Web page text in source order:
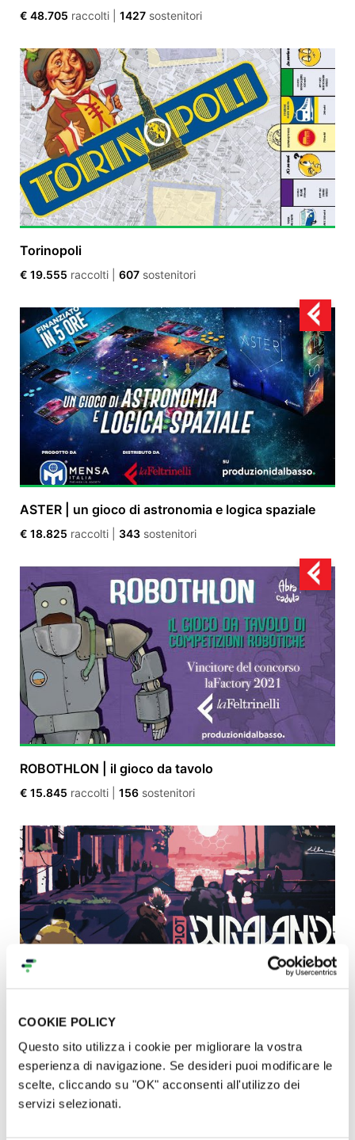
COOKIE POLICY
Questo sito utilizza i cookie per migliorare la vostra
esperienza di navigazione. Se desideri puoi modificare le
scelte, cliccando su "OK" acconsenti all'utilizzo dei
servizi selezionati.
€ 48.705 raccolti 1427 sostenitori
Torinopoli
€ 19.555 raccolti 607 sostenitori
ASTER | un gioco di astronomia e logica spaziale
€ 18.825 raccolti 343 sostenitori
ROBOTHLON | il gioco da tavolo
€ 15.845 raccolti 156 sostenitori
Dura-Lande: un gioco di ruolo ecopunk
€ 10.985raccolti|196sostenitori